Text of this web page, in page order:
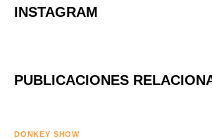
INSTAGRAM
PUBLICACIONES
DONKEY SHOW